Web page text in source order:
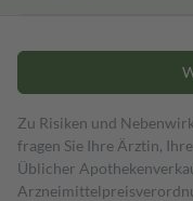
Zu Risiken und
fragen Sie Ihre Ärztin,
Üblicher